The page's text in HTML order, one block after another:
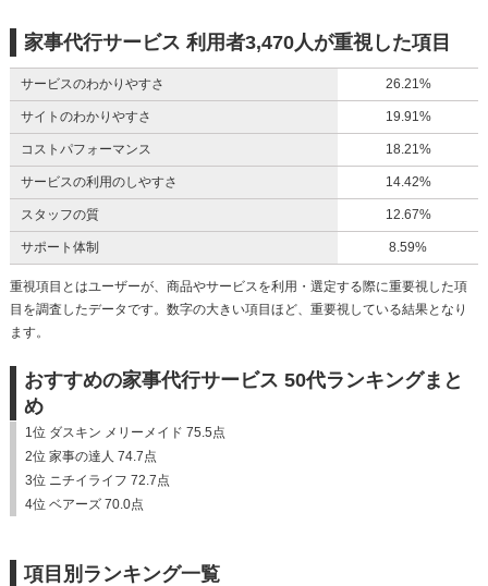
家事代行サービス 利用者3,470人が重視した項目
サービスのわかりやすさ 26.21%
サイトのわかりやすさ 19.91%
コストパフォーマンス 18.21%
サービスの利用のしやすさ 14.42%
スタッフの質 12.67%
サポート体制 8.59%
重視項目とはユーザーが、商品やサービスを利用・選定する際に重要視した項
目を調査したデータです。数字の大きい項目ほど、重要視している結果となり
ます。
おすすめの家事代行サービス 50代ランキングまと
め
1位 ダスキン メリーメイド 75.5点
2位 家事の達人 74.7点
3位 ニチイライフ 72.7点
4位 ベアーズ 70.0点
項目別ランキング一覧